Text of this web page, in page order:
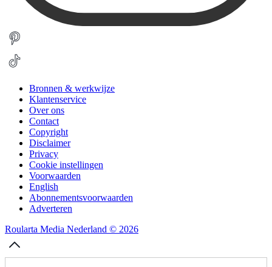
Bronnen & werkwijze
Klantenservice
Over ons
Contact
Copyright
Disclaimer
Privacy
Cookie instellingen
Voorwaarden
English
Abonnementsvoorwaarden
Adverteren
Roularta Media Nederland © 2026